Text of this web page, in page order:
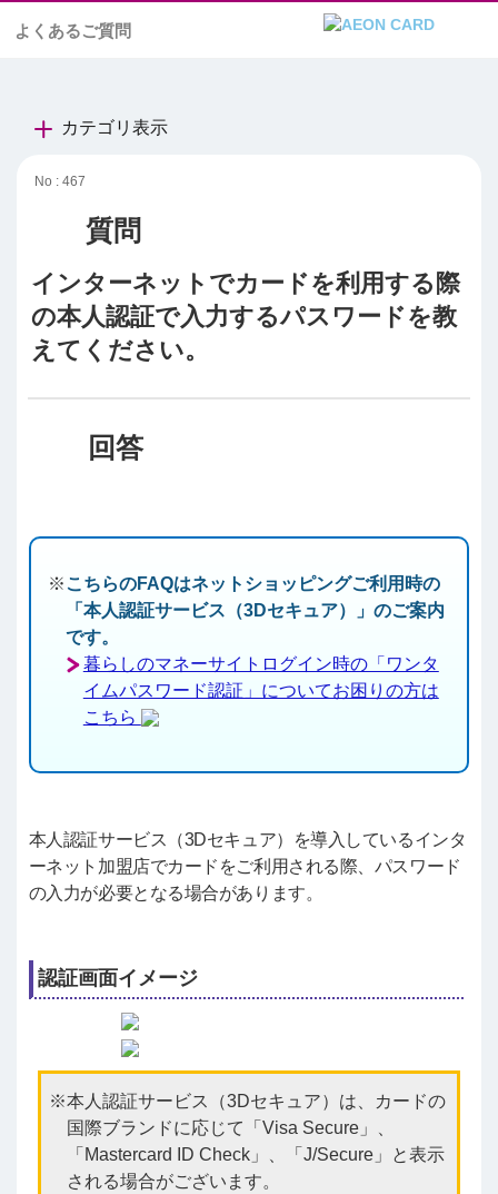
よくあるご質問
カテゴリ表示
No : 467
インターネットでカードを利用する際
の本人認証で入力するパスワードを教
えてください。
こちらのFAQはネットショッピングご利用時の
「本人認証サービス（3Dセキュア）」のご案内
です。
暮らしのマネーサイトログイン時の「ワンタ
イムパスワード認証」についてお困りの方は
こちら
本人認証サービス（3Dセキュア）を導入しているインタ
ーネット加盟店でカードをご利用される際、パスワード
の入力が必要となる場合があります。
認証画面イメージ
本人認証サービス（3Dセキュア）は、カードの
国際ブランドに応じて「Visa Secure」、
「Mastercard ID Check」、「J/Secure」と表示
される場合がございます。